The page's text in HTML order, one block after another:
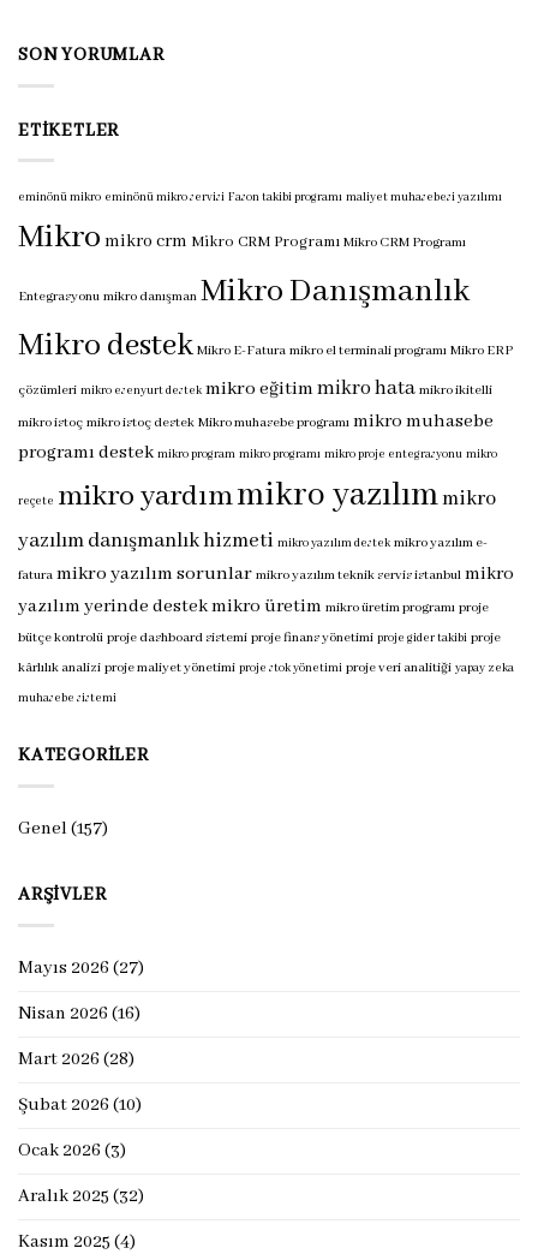
için
SON YORUMLAR
ETIKETLER
eminönü mikro eminönü mikro servisi Fason takibi programı maliyet muhasebesi yazılımı
Mikro mikro crm Mikro CRM Programı Mikro CRM Programı
Entegrasyonu mikro danışman Mikro Danışmanlık
Mikro destek Mikro E-Fatura mikro el terminali programı Mikro ERP
çözümleri mikro esenyurt destek mikro eğitimmikro hata mikro ikitelli
mikro istoç mikro istoç destek Mikro muhasebe programı mikro muhasebe
programı destek mikro program mikro programı mikro proje entegrasyonu mikro
reçete mikro yardımmikro yazılımmikro
yazılım danışmanlık hizmeti mikro yazılım destek mikro yazılım e-
fatura mikro yazılım sorunlar mikro yazılım teknik servis istanbul mikro
yazılım yerinde destekmikro üretim mikro üretim programı proje
bütçe kontrolü proje dashboard sistemi proje finans yönetimi proje gider takibi proje
kârlılık analizi proje maliyet yönetimi proje stok yönetimi proje veri analitiği yapay zeka
muhasebe sistemi
KATEGORILER
Genel(157)
ARŞIVLER
Mayıs 2026 (27)
Nisan 2026 (16)
Mart 2026 (28)
Şubat 2026 (10)
Ocak 2026 (3)
Aralık 2025 (32)
Kasım 2025 (4)